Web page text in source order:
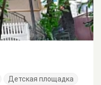
Детская площадка